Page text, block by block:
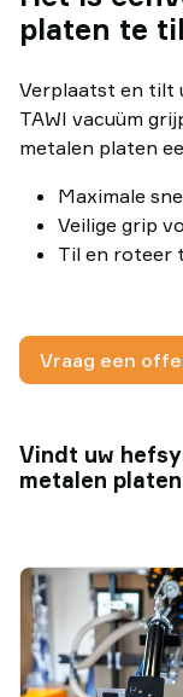
platen te
Verplaatst en tilt
TAWI vacuüm
metalen platen
Maximale
Veilige grip
Til en roteer
Vraag een
Vindt uw
metalen platen